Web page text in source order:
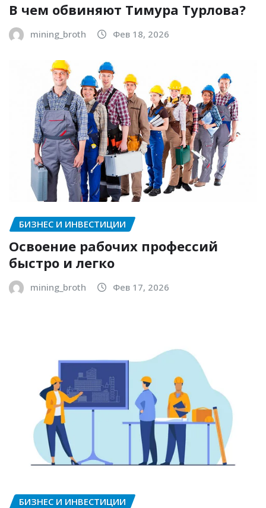
В чем обвиняют Тимура Турлова?
mining_broth Фев 18, 2026
БИЗНЕС И ИНВЕСТИЦИИ
Освоение рабочих профессий
быстро и легко
mining_broth Фев 17, 2026
БИЗНЕС И ИНВЕСТИЦИИ